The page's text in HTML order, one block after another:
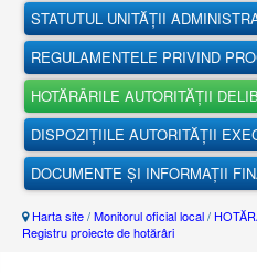
STATUTUL UNITĂȚII
REGULAMENTELE PRIVIND
HOTĂRÂRILE AUTORITĂȚII
DISPOZIȚIILE AUTORITĂȚII
DOCUMENTE ȘI INFORMAȚII
Harta site/Monitorul oficial local/
Registru proiecte de hotărâri